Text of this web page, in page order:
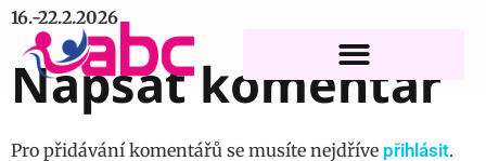
16.-22.2.2026
Napsat komentář
Pro přidávání komentářů se musíte nejdříve přihlásit.